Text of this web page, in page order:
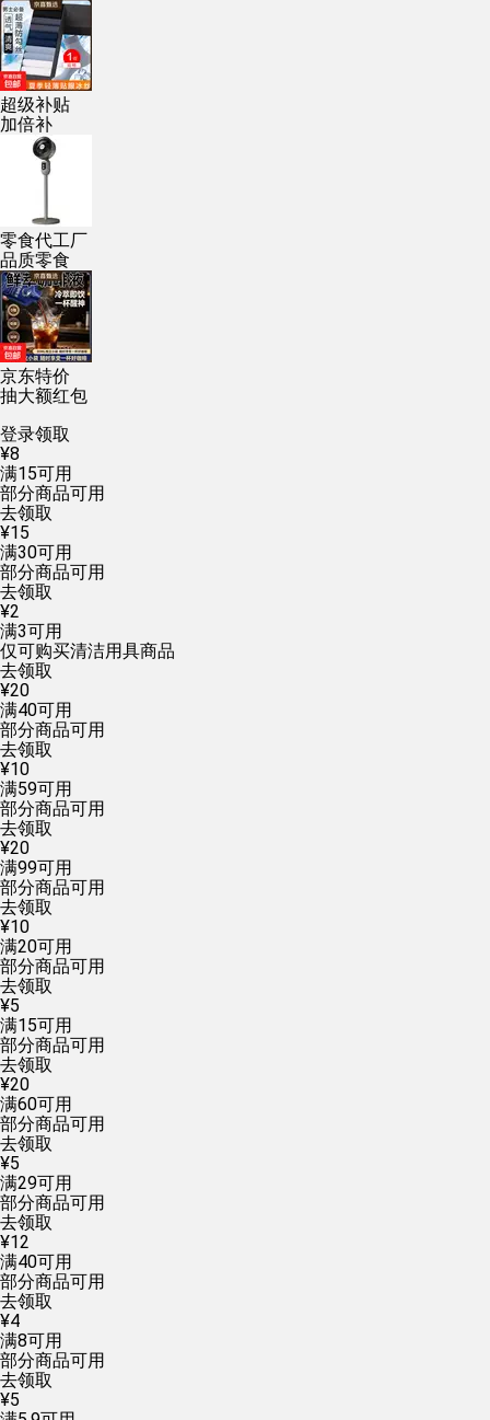
超级补贴
加倍补
零食代工厂
品质零食
京东特价
抽大额红包
登录领取
¥8
满15可用
部分商品可用
去领取
¥15
满30可用
部分商品可用
去领取
¥2
满3可用
仅可购买清洁用具商品
去领取
¥20
满40可用
部分商品可用
去领取
¥10
满59可用
部分商品可用
去领取
¥20
满99可用
部分商品可用
去领取
¥10
满20可用
部分商品可用
去领取
¥5
满15可用
部分商品可用
去领取
¥20
满60可用
部分商品可用
去领取
¥5
满29可用
部分商品可用
去领取
¥12
满40可用
部分商品可用
去领取
¥4
满8可用
部分商品可用
去领取
¥5